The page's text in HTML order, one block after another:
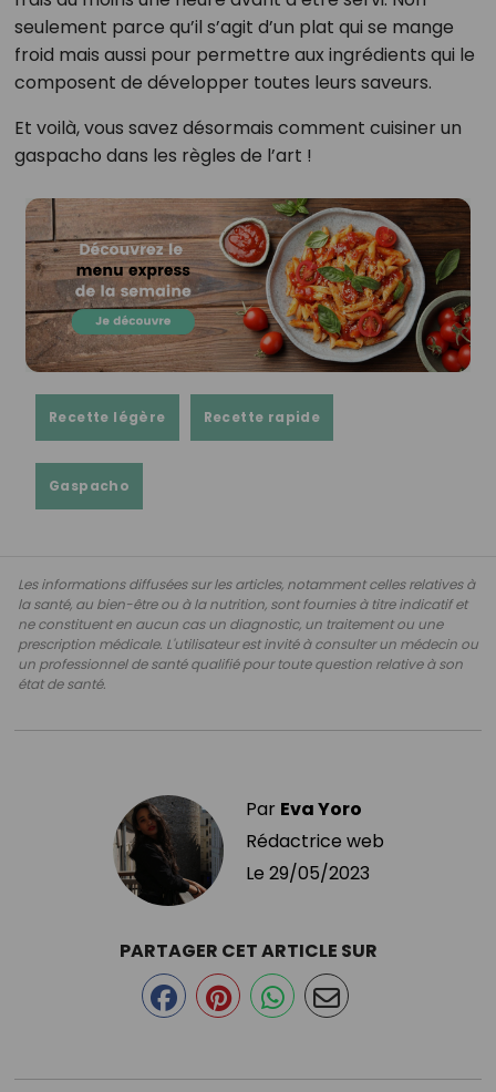
seulement parce qu’il s’agit d’un plat qui se mange
froid mais aussi pour permettre aux ingrédients qui le
composent de développer toutes leurs saveurs.
Et voilà, vous savez désormais comment cuisiner un
gaspacho dans les règles de l’art !
Recette légère Recette rapide
Gaspacho
Les informations diffusées sur les articles, notamment celles relatives à
la santé, au bien-être ou à la nutrition, sont fournies à titre indicatif et
ne constituent en aucun cas un diagnostic, un traitement ou une
prescription médicale. L'utilisateur est invité à consulter un médecin ou
un professionnel de santé qualifié pour toute question relative à son
état de santé.
Par Eva Yoro
Rédactrice web
Le 29/05/2023
PARTAGER CET ARTICLE SUR